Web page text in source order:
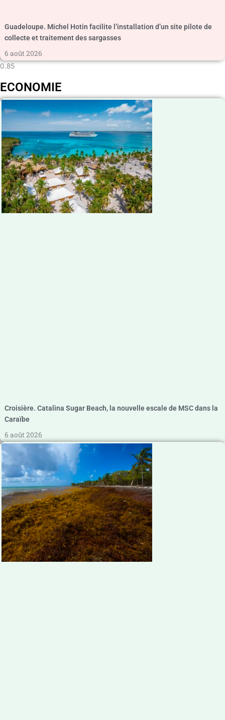
Guadeloupe. Michel Hotin facilite l’installation d’un site pilote de
collecte et traitement des sargasses
6 août 2026
ECONOMIE
Croisière. Catalina Sugar Beach, la nouvelle escale de MSC dans la
Caraïbe
6 août 2026